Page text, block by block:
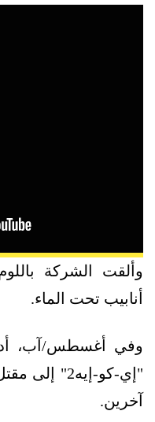
وألقت الشركة
أنابيب تحت الماء.
وفي أغسطس/آب،
آخرين.